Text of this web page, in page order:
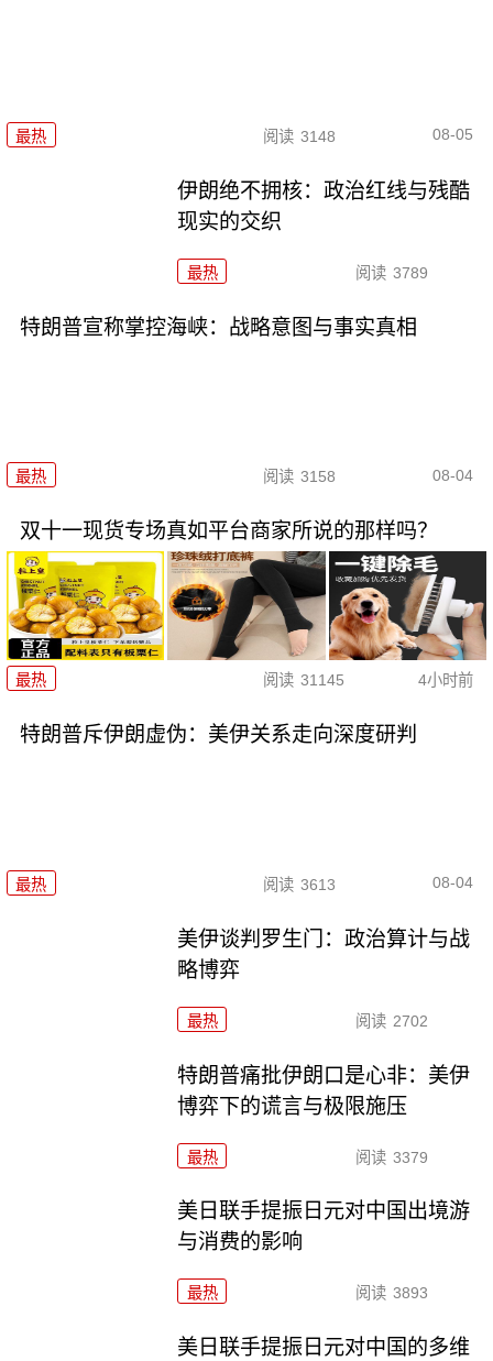
最热 阅读 3148 08-05
伊朗绝不拥核：政治红线与残酷
现实的交织
最热 阅读 3789
特朗普宣称掌控海峡：战略意图与事实真相
最热 阅读 3158 08-04
双十一现货专场真如平台商家所说的那样吗？
最热 阅读 31145 4小时前
特朗普斥伊朗虚伪：美伊关系走向深度研判
最热 阅读 3613 08-04
美伊谈判罗生门：政治算计与战
略博弈
最热 阅读 2702
特朗普痛批伊朗口是心非：美伊
博弈下的谎言与极限施压
最热 阅读 3379
美日联手提振日元对中国出境游
与消费的影响
最热 阅读 3893
美日联手提振日元对中国的多维